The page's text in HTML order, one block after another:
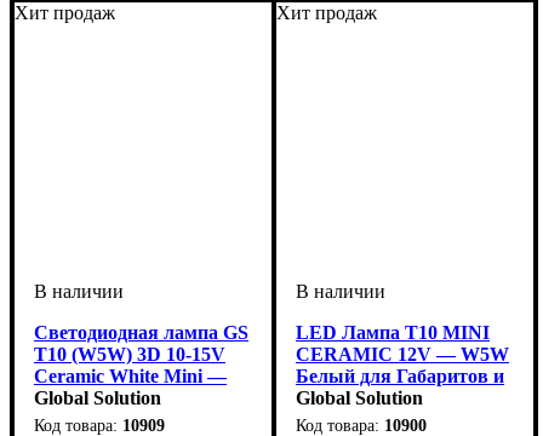
Хит продаж
Светодиодная лампа GS
T10 (W5W) 3D 10-15V
Ceramic White Mini —
керамический LED
премиум-класса
Global Solution
10909
Хит продаж
LED Лампа T10 MINI
CERAMIC 12V — W5W
Белый для Габаритов и
Салона
Global Solution
10900